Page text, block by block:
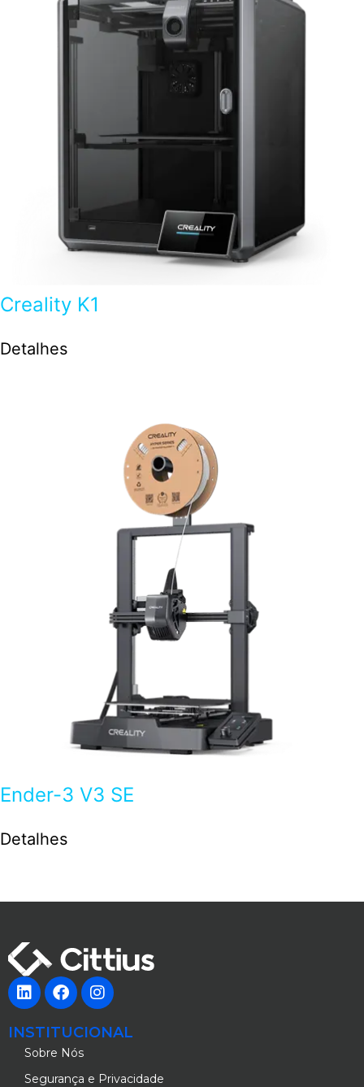
Creality K1
Detalhes
Ender-3 V3 SE
Detalhes
INSTITUCIONAL
Sobre Nós
Segurança e Privacidade